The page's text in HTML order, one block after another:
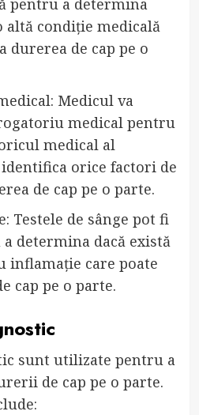
pentru a determina
altă condiție medicală
durerea de cap pe o
Medicul va
medical pentru
medical al
orice factori de
de cap pe o parte.
Testele de sânge pot fi
determina dacă există
inflamație care poate
cap pe o parte.
sunt utilizate pentru a
de cap pe o parte.